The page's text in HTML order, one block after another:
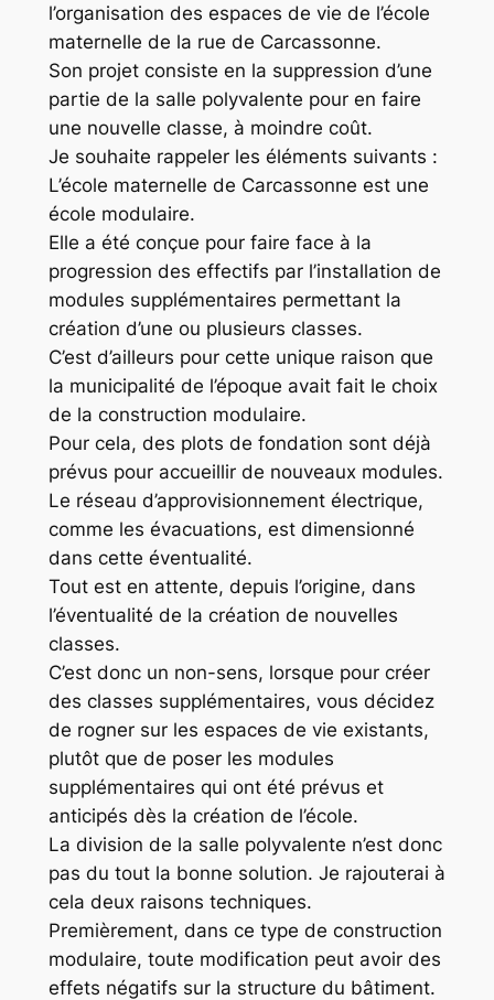
l’organisation des espaces de vie de l’école
maternelle de la rue de Carcassonne.
Son projet consiste en la suppression d’une
partie de la salle polyvalente pour en faire
une nouvelle classe, à moindre coût.
Je souhaite rappeler les éléments suivants :
L’école maternelle de Carcassonne est une
école modulaire.
Elle a été conçue pour faire face à la
progression des effectifs par l’installation de
modules supplémentaires permettant la
création d’une ou plusieurs classes.
C’est d’ailleurs pour cette unique raison que
la municipalité de l’époque avait fait le choix
de la construction modulaire.
Pour cela, des plots de fondation sont déjà
prévus pour accueillir de nouveaux modules.
Le réseau d’approvisionnement électrique,
comme les évacuations, est dimensionné
dans cette éventualité.
Tout est en attente, depuis l’origine, dans
l’éventualité de la création de nouvelles
classes.
C’est donc un non-sens, lorsque pour créer
des classes supplémentaires, vous décidez
de rogner sur les espaces de vie existants,
plutôt que de poser les modules
supplémentaires qui ont été prévus et
anticipés dès la création de l’école.
La division de la salle polyvalente n’est donc
pas du tout la bonne solution. Je rajouterai à
cela deux raisons techniques.
Premièrement, dans ce type de construction
modulaire, toute modification peut avoir des
effets négatifs sur la structure du bâtiment.